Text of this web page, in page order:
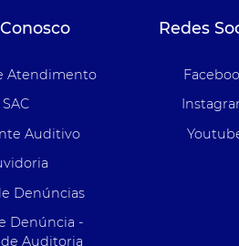
Atendimento
SAC
Auditivo
Denúncias
Denúncia -
Auditoria
Redes